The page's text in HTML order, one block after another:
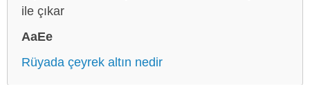
ile çıkar
AaEe
Rüyada çeyrek altın nedir